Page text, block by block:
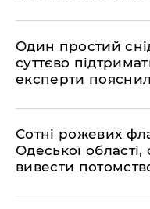
Один простий
суттєво
експерти
Сотні рожевих
Одеської
вивести